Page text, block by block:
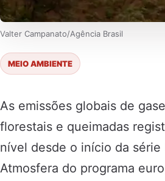
Valter Campanato/Agência Brasil
MEIO AMBIENTE
As emissões globais de
florestais e queimadas
nível desde o início da
Atmosfera do programa